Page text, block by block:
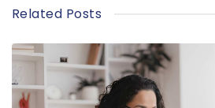
Related Posts